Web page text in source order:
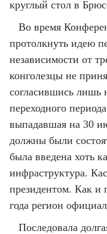
круглый стол в
Во время
протолкнуть идею
независимости от
конголезцы не
согласившись лишь
переходного
выпадавшая на 30
должны были
была введена хоть
инфраструктура.
президентом. Как и
года регион
Последовала